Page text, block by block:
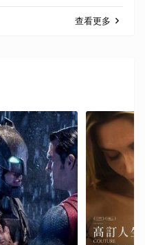
查看更多